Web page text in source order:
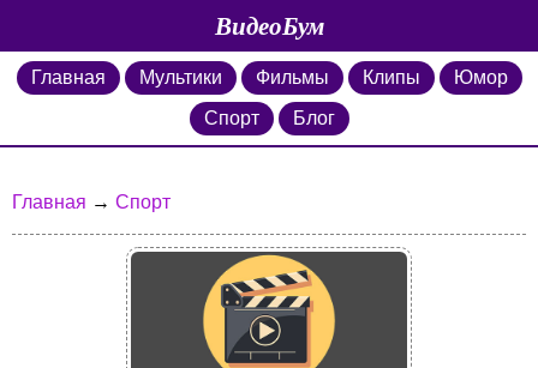
ВидеоБум
Главная Мультики Фильмы Клипы
Юмор
Спорт
Блог
Главная → Спорт